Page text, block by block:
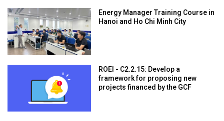
Energy Manager Training Course in
Hanoi and Ho Chi Minh City
ROEI - C2.2.15: Develop a
framework for proposing new
projects financed by the GCF